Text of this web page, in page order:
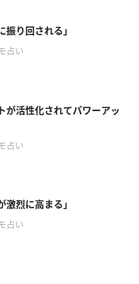
り回される」
占い
が活性化されてパワーアッ
占い
烈に高まる」
占い